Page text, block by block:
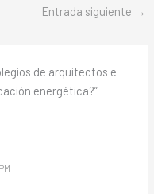
Entrada siguiente →
de arquitectos e
energética?”